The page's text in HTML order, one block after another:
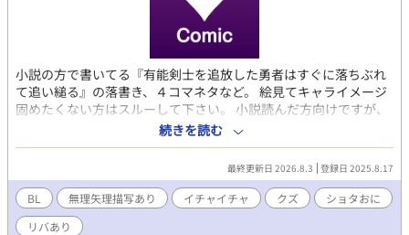
小説の方で書いてる『有能剣士を追放した勇者はすぐに落ちぶれ
て追い縋る』の落書き、４コマネタなど。 絵見てキャライメージ
固めたくない方はスルーして下さい。 小説読んだ方向けですが、
意味わからなくてもＯＫという方は小説読んでなくてもお好きに
読んでいってくださいませ。ツン（ヤン）デレデレ少年×クズ可
愛いお兄さんのショタおにがメインです。 エロネタはあまりない
けど、思いついたら描くので18指定にしてます。 基本１枚ずつ上
げて10溜まったらまとめ版を載せる形にするつもりです。 クオリ
ティはピンキリです。
続きを読む
最終更新日 2026.8.3 登録日 2025.8.17
BL 無理矢理描写あり イチャイチャ クズ
ショタおに
リバあり